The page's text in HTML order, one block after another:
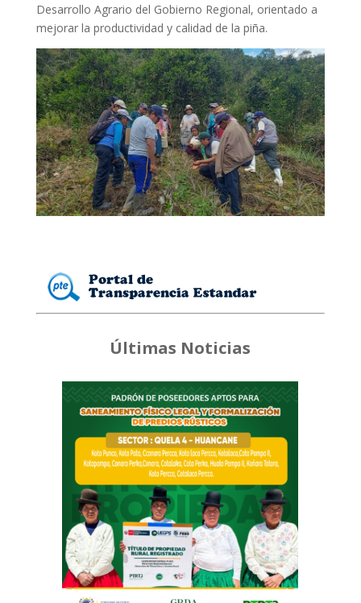
Desarrollo Agrario del Gobierno Regional, orientado a
mejorar la productividad y calidad de la piña.
Últimas Noticias